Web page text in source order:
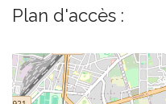
Plan d'accès :